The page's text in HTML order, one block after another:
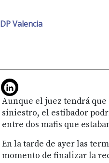
DP Valencia
Aunque el juez tendrá que
siniestro, el estibador
entre dos mafis que
En la tarde de ayer las
momento de finalizar la